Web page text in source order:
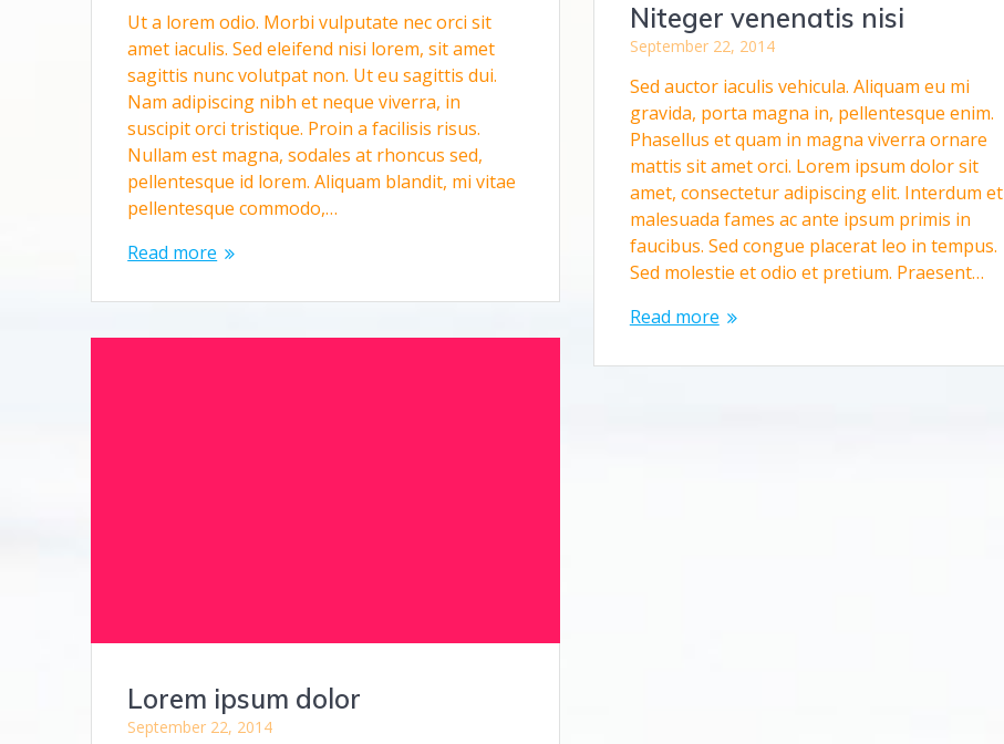
Ut a lorem odio. Morbi vulputate nec orci sit
amet iaculis. Sed eleifend nisi lorem, sit amet
sagittis nunc volutpat non. Ut eu sagittis dui.
Nam adipiscing nibh et neque viverra, in
suscipit orci tristique. Proin a facilisis risus.
Nullam est magna, sodales at rhoncus sed,
pellentesque id lorem. Aliquam blandit, mi vitae
pellentesque commodo,…
Read more
Niteger venenatis nisi
September 22, 2014
Sed auctor iaculis vehicula. Aliquam eu mi
gravida, porta magna in, pellentesque enim.
Phasellus et quam in magna viverra ornare
mattis sit amet orci. Lorem ipsum dolor sit
amet, consectetur adipiscing elit. Interdum et
malesuada fames ac ante ipsum primis in
faucibus. Sed congue placerat leo in tempus.
Sed molestie et odio et pretium. Praesent…
Read more
Lorem ipsum dolor
September 22, 2014